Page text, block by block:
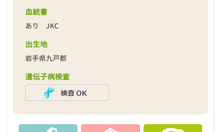
血統書
あり JKC
出生地
岩手県九戸郡
遺伝子病検査